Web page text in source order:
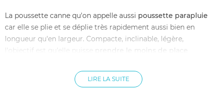
La poussette canne qu'on appelle aussi poussette parapluie
car elle se plie et se déplie très rapidement aussi bien en
longueur qu'en largeur. Compacte, inclinable, légère,
l'objectif est qu'elle puisse
prendre le moins de place
poussette canne a souvent une structure en aluminium, de
petites roues fixes ou pivotantes, un siège en tissu inclinable
LIRE LA SUITE